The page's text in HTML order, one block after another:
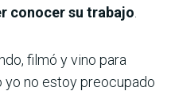
conocer su trabajo
filmó y vino para
yo no estoy preocupado